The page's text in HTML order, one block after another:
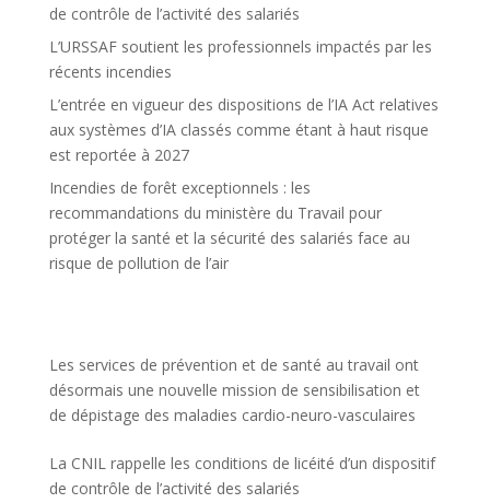
de contrôle de l’activité des salariés
L’URSSAF soutient les professionnels impactés par les
récents incendies
L’entrée en vigueur des dispositions de l’IA Act relatives
aux systèmes d’IA classés comme étant à haut risque
est reportée à 2027
Incendies de forêt exceptionnels : les
recommandations du ministère du Travail pour
protéger la santé et la sécurité des salariés face au
risque de pollution de l’air
Les services de prévention et de santé au travail ont
désormais une nouvelle mission de sensibilisation et
de dépistage des maladies cardio-neuro-vasculaires
La CNIL rappelle les conditions de licéité d’un dispositif
de contrôle de l’activité des salariés